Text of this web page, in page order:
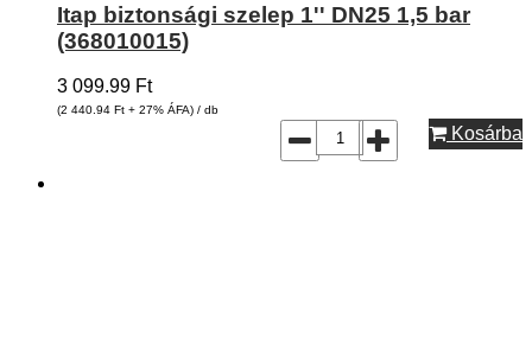
Itap biztonsági szelep 1'' DN25 1,5 bar
(368010015)
3 099.99 Ft
(2 440.94 Ft + 27% ÁFA) / db
Kosárba